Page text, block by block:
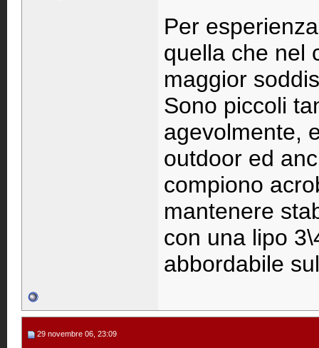
Per
quella che nel
maggior
Sono piccoli
agevolmente,
outdoor ed
compiono
mantenere
con una lipo
abbordabile
29 novembre 06, 23:09